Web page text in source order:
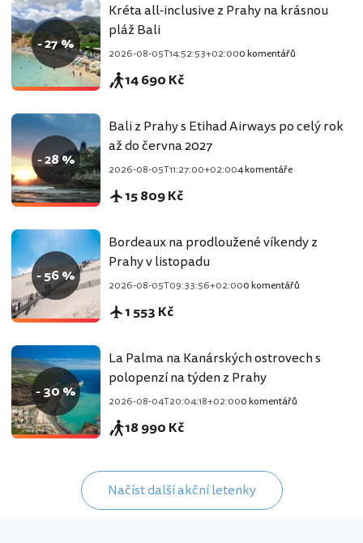
- 27 %
Kréta all-inclusive z Prahy na krásnou
pláž Bali
2026-08-05T14:52:53+02:000 komentářů
14 690 Kč
- 28 %
Bali z Prahy s Etihad Airways po celý rok
až do června 2027
2026-08-05T11:27:00+02:004 komentáře
15 809 Kč
- 56 %
Bordeaux na prodloužené víkendy z
Prahy v listopadu
2026-08-05T09:33:56+02:000 komentářů
1 553 Kč
- 30 %
La Palma na Kanárských ostrovech s
polopenzí na týden z Prahy
2026-08-04T20:04:18+02:000 komentářů
18 990 Kč
Načíst další akční letenky